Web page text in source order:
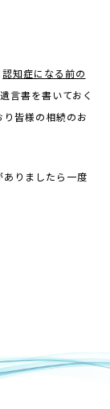
認知症になる前の
言書を書いておく
皆様の相続のお
ありましたら一度